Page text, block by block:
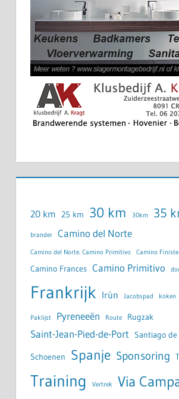
20 km 25 km 30 km 30km 35
brander Camino del Norte
Camino del Norte. Camino Primitivo Camino
Camino Frances Camino Primitivo
Frankrijk Irùn Jacobspad koken
Paklijst Pyreneeën Route Rugzak
Saint-Jean-Pied-de-Port Santiago
Schoenen Spanje Sponsoring
Training Vertrek Via